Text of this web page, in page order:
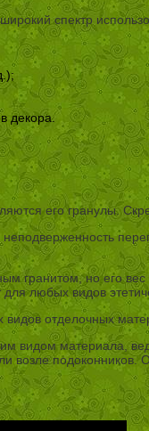
спектр
декора.
его гранулы.
гранитом, но его
любых видов
отделочных
материала,
возле